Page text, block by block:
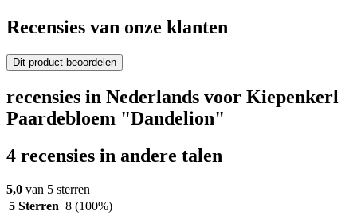
Recensies van onze klanten
Dit product beoordelen
recensies in Nederlands voor Kiepenkerl
Paardebloem "Dandelion"
4 recensies in andere talen
5,0 van 5 sterren
5 Sterren 8 (100%)